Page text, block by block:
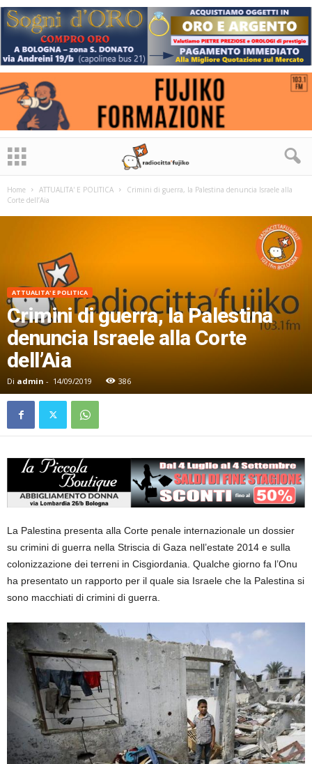
Home ATTUALITA' E POLITICA
Crimini di guerra, la Palestina denuncia Israele alla
Corte dell’Aia
ATTUALITA' E POLITICA
Crimini di guerra, la Palestina
denuncia Israele alla Corte
dell’Aia
Di admin - 14/09/2019 386
La Palestina presenta alla Corte penale internazionale un dossier
su crimini di guerra nella Striscia di Gaza nell’estate 2014 e sulla
colonizzazione dei terreni in Cisgiordania. Qualche giorno fa l’Onu
ha presentato un rapporto per il quale sia Israele che la Palestina si
sono macchiati di crimini di guerra.